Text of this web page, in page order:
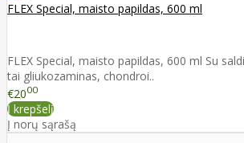
FLEX Special, maisto papildas, 600 ml
FLEX Special, maisto papildas, 600 ml Su
tai gliukozaminas, chondroi..
€2000
Į krepšelį
Į norų sąrašą